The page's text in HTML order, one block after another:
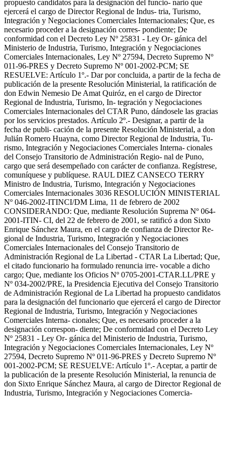
propuesto candidatos para la designación del funcio- nario que
ejercerá el cargo de Director Regional de Indus- tria, Turismo,
Integración y Negociaciones Comerciales Internacionales; Que, es
necesario proceder a la designación corres- pondiente; De
conformidad con el Decreto Ley Nº 25831 - Ley Or- gánica del
Ministerio de Industria, Turismo, Integración y Negociaciones
Comerciales Internacionales, Ley Nº 27594, Decreto Supremo Nº
011-96-PRES y Decreto Supremo Nº 001-2002-PCM; SE
RESUELVE: Artículo 1º.- Dar por concluida, a partir de la fecha de
publicación de la presente Resolución Ministerial, la ratificación de
don Edwin Nemesio De Amat Quiróz, en el cargo de Director
Regional de Industria, Turismo, In- tegración y Negociaciones
Comerciales Internacionales del CTAR Puno, dándosele las gracias
por los servicios prestados. Artículo 2º.- Designar, a partir de la
fecha de publi- cación de la presente Resolución Ministerial, a don
Julián Romero Huayna, como Director Regional de Industria, Tu-
rismo, Integración y Negociaciones Comerciales Interna- cionales
del Consejo Transitorio de Administración Regio- nal de Puno,
cargo que será desempeñado con carácter de confianza. Regístrese,
comuníquese y publíquese. RAUL DIEZ CANSECO TERRY
Ministro de Industria, Turismo, Integración y Negociaciones
Comerciales Internacionales 3036 RESOLUCIÓN MINISTERIAL
Nº 046-2002-ITINCI/DM Lima, 11 de febrero de 2002
CONSIDERANDO: Que, mediante Resolución Suprema Nº 064-
2001-ITIN- CI, del 22 de febrero de 2001, se ratificó a don Sixto
Enrique Sánchez Maura, en el cargo de confianza de Director Re-
gional de Industria, Turismo, Integración y Negociaciones
Comerciales Internacionales del Consejo Transitorio de
Administración Regional de La Libertad - CTAR La Libertad; Que,
el citado funcionario ha formulado renuncia irre- vocable a dicho
cargo; Que, mediante los Oficios Nº 0705-2001-CTAR.LL/PRE y
Nº 034-2002/PRE, la Presidencia Ejecutiva del Consejo Transitorio
de Administración Regional de La Libertad ha propuesto candidatos
para la designación del funcionario que ejercerá el cargo de Director
Regional de Industria, Turismo, Integración y Negociaciones
Comerciales Interna- cionales; Que, es necesario proceder a la
designación correspon- diente; De conformidad con el Decreto Ley
Nº 25831 - Ley Or- gánica del Ministerio de Industria, Turismo,
Integración y Negociaciones Comerciales Internacionales, Ley Nº
27594, Decreto Supremo Nº 011-96-PRES y Decreto Supremo Nº
001-2002-PCM; SE RESUELVE: Artículo 1º.- Aceptar, a partir de
la publicación de la presente Resolución Ministerial, la renuncia de
don Sixto Enrique Sánchez Maura, al cargo de Director Regional de
Industria, Turismo, Integración y Negociaciones Comercia-